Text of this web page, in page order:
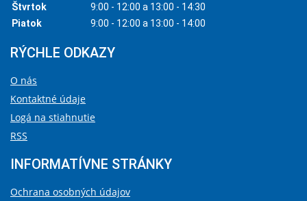
Štvrtok
9:00 - 12:00 a 13:00 - 14:30
Piatok
9:00 - 12:00 a 13:00 - 14:00
RÝCHLE ODKAZY
O nás
Kontaktné údaje
Logá na stiahnutie
RSS
INFORMATÍVNE STRÁNKY
Ochrana osobných údajov